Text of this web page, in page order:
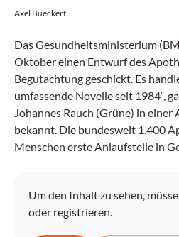
Axel Bueckert
Das Gesundheitsministerium
Oktober einen Entwurf des
Begutachtung geschickt. Es
umfassende Novelle seit 1984“,
Johannes Rauch (Grüne) in einer
bekannt. Die bundesweit 1.400
Menschen erste Anlaufstelle in
Um den Inhalt zu sehen,
oder registrieren.